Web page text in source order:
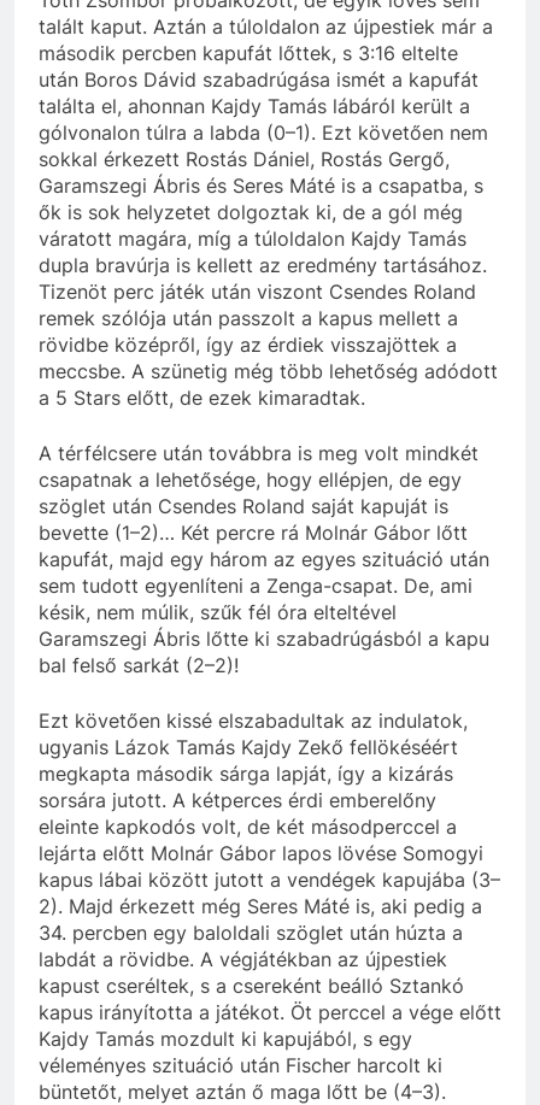
talált kaput. Aztán a túloldalon az újpestiek már a
második percben kapufát lőttek, s 3:16 eltelte
után Boros Dávid szabadrúgása ismét a kapufát
találta el, ahonnan Kajdy Tamás lábáról került a
gólvonalon túlra a labda (0–1). Ezt követően nem
sokkal érkezett Rostás Dániel, Rostás Gergő,
Garamszegi Ábris és Seres Máté is a csapatba, s
ők is sok helyzetet dolgoztak ki, de a gól még
váratott magára, míg a túloldalon Kajdy Tamás
dupla bravúrja is kellett az eredmény tartásához.
Tizenöt perc játék után viszont Csendes Roland
remek szólója után passzolt a kapus mellett a
rövidbe középről, így az érdiek visszajöttek a
meccsbe. A szünetig még több lehetőség adódott
a 5 Stars előtt, de ezek kimaradtak.
A térfélcsere után továbbra is meg volt mindkét
csapatnak a lehetősége, hogy ellépjen, de egy
szöglet után Csendes Roland saját kapuját is
bevette (1–2)… Két percre rá Molnár Gábor lőtt
kapufát, majd egy három az egyes szituáció után
sem tudott egyenlíteni a Zenga-csapat. De, ami
késik, nem múlik, szűk fél óra elteltével
Garamszegi Ábris lőtte ki szabadrúgásból a kapu
bal felső sarkát (2–2)!
Ezt követően kissé elszabadultak az indulatok,
ugyanis Lázok Tamás Kajdy Zekő fellökéséért
megkapta második sárga lapját, így a kizárás
sorsára jutott. A kétperces érdi emberelőny
eleinte kapkodós volt, de két másodperccel a
lejárta előtt Molnár Gábor lapos lövése Somogyi
kapus lábai között jutott a vendégek kapujába (3–
2). Majd érkezett még Seres Máté is, aki pedig a
34. percben egy baloldali szöglet után húzta a
labdát a rövidbe. A végjátékban az újpestiek
kapust cseréltek, s a csereként beálló Sztankó
kapus irányította a játékot. Öt perccel a vége előtt
Kajdy Tamás mozdult ki kapujából, s egy
véleményes szituáció után Fischer harcolt ki
büntetőt, melyet aztán ő maga lőtt be (4–3).